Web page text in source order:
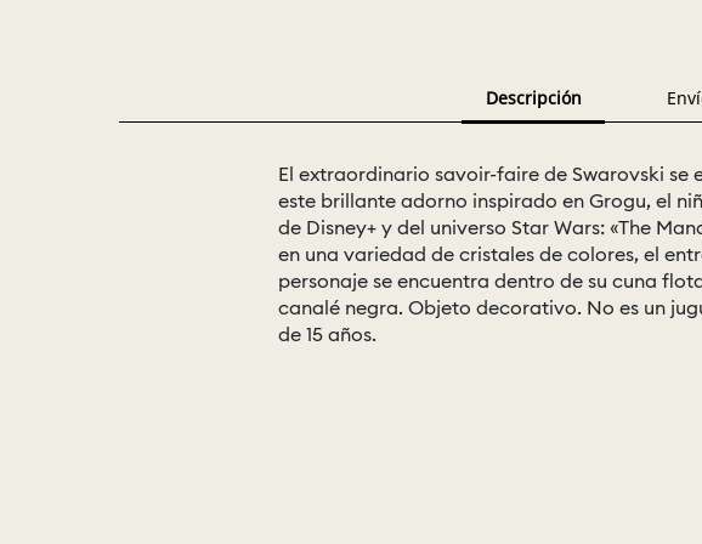
Descripción
El extraordinario savoir-faire de Swarovski se
este brillante adorno inspirado en Grogu, el
de Disney+ y del universo Star Wars: «The
en una variedad de cristales de colores, el
personaje se encuentra dentro de su cuna
canalé negra. Objeto decorativo. No es un
de 15 años.